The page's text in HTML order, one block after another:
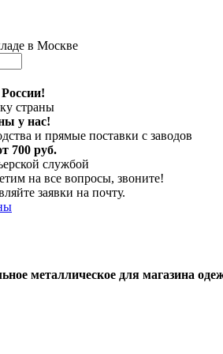
в Москве
страны
у нас!
и прямые поставки с заводов
700 руб.
службой
на все вопросы, звоните!
заявки на почту.
металлическое для магазина